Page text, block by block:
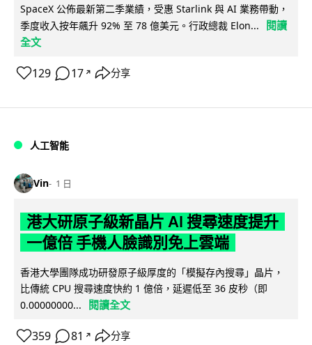
SpaceX 公佈最新第二季業績，受惠 Starlink 與 AI 業務帶動，
季度收入按年飆升 92% 至 78 億美元。行政總裁 Elon...
閱讀
全文
129 17 ↗ 分享
人工智能
Vin 1 日
港大研原子級新晶片 AI 搜尋速度提升
一億倍 手機人臉識別免上雲端
香港大學團隊成功研發原子級厚度的「模擬存內搜尋」晶片，
比傳統 CPU 搜尋速度快約 1 億倍，延遲低至 36 皮秒（即
0.00000000...
閱讀全文
359 81 ↗ 分享